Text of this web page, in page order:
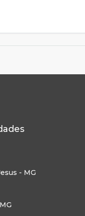
- MG